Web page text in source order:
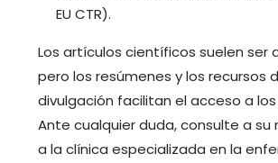
EU CTR).
Los artículos científicos suelen ser
pero los resúmenes y los recursos
divulgación facilitan el acceso a
Ante cualquier duda, consulte a su
a la clínica especializada en la